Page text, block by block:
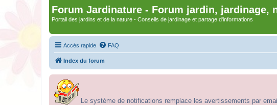
Forum Jardinature - Forum jardin, jardinage,
Portail des jardins et de la nature - Conseils de jardinage et partage d'informations
Accès rapide FAQ
Index du forum
Le système de notifications remplace les avertissements par